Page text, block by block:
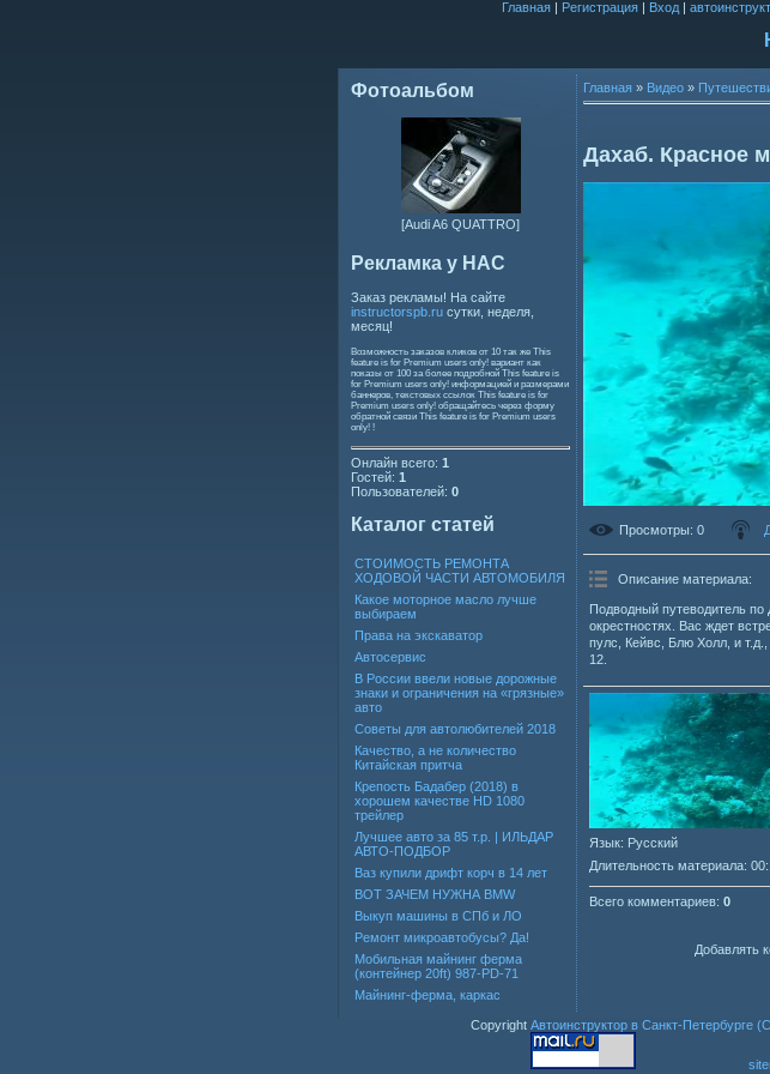
Главная| Регистрация| Вход|
Фотоальбом
[Audi A6 QUATTRO]
Рекламка у НАС
Заказ рекламы! На сайте
instructorspb.ru сутки, неделя,
месяц!
Возможность заказов кликов от 10 так же This
feature is for Premium users only! вариант как
показы от 100 за более подробной This feature is
for Premium users only! информацией и размерами
баннеров, текстовых ссылок This feature is for
Premium users only! обращайтесь через форму
обратной связи This feature is for Premium users
only! !
Онлайн всего: 1
Гостей: 1
Пользователей: 0
Каталог статей
СТОИМОСТЬ РЕМОНТА
ХОДОВОЙ ЧАСТИ АВТОМОБИЛЯ
Какое моторное масло лучше
выбираем
Права на экскаватор
Автосервис
В России ввели новые дорожные
знаки и ограничения на «грязные»
авто
Советы для автолюбителей 2018
Качество, а не количество
Китайская притча
Крепость Бадабер (2018) в
хорошем качестве HD 1080
трейлер
Лучшее авто за 85 т.р. | ИЛЬДАР
АВТО-ПОДБОР
Ваз купили дрифт корч в 14 лет
ВОТ ЗАЧЕМ НУЖНА BMW
Выкуп машины в СПб и ЛО
Ремонт микроавтобусы? Да!
Мобильная майнинг ферма
(контейнер 20ft) 987-PD-71
Майнинг-ферма, каркас
Главная » Видео »
Дахаб. Красное
Просмотры: 0
Описание материала:
Подводный путеводитель
окрестностях. Вас ждет
пулс, Кейвс, Блю Холл, и
12.
Язык: Русский
Длительность материала:
Всего комментариев: 0
Добавлять
Copyright Автоинструктор в Санкт-Петербурге